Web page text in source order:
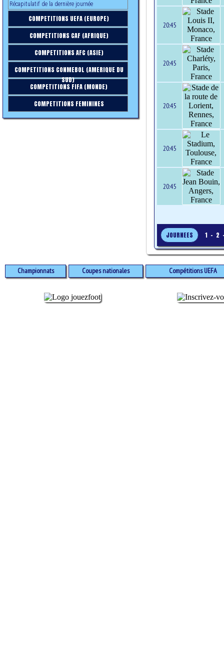
Récapitulatif de la dernière journée
COMPETITIONS UEFA (EUROPE)
COMPETITIONS CAF (AFRIQUE)
COMPETITIONS AFC (ASIE)
COMPETITIONS CONMEBOL (AMERIQUE DU
SUD)
COMPETITIONS FIFA (MONDE)
COMPETITIONS FEMININES
20:45
20:45
20:45
20:45
20:45
JOURNEES 1 - 2
Championnats Coupes nationales Compétitions UEFA